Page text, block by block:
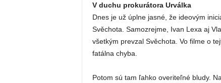
V duchu prokurátora Urválka
Dnes je už úplne jasné, že ideovým
Svěchota. Samozrejme, Ivan Lexa aj
všetkým prevzal Svěchota. Vo filme o
fatálna chyba.
Potom sú tam ľahko overiteľné bludy.